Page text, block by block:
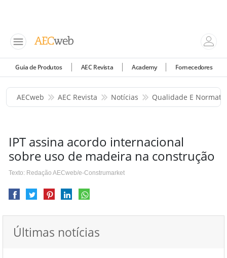
Guia de Produtos AEC Revista Academy Fornecedores
AECweb AEC Revista Notícias Qualidade E
IPT assina acordo internacional
sobre uso de madeira na construção
Texto: Redação AECweb/e-Construmarket
Últimas notícias